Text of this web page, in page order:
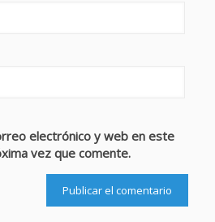
electrónico y web en este
vez que comente.